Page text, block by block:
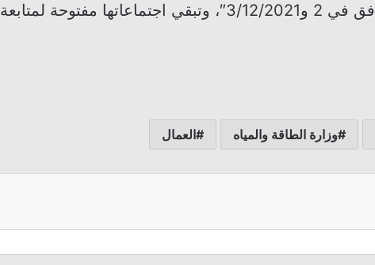
يومي الخميس والجمعة الموافق في 2 و3/12/2021″، وتبقي اجتماعاتها مفتوحة لمتابعة
وزارة الطاقة والمياه العمال